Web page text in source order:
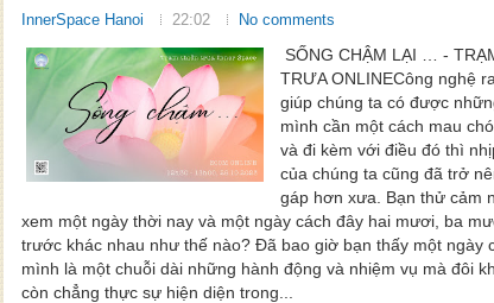
InnerSpace Hanoi 22:02 No comments
SỐNG CHẬM LẠI … -
TRƯA ONLINECông nghệ
giúp chúng ta có được
mình cần một cách mau
và đi kèm với điều đó thì
của chúng ta cũng đã trở
gáp hơn xưa. Bạn thử cảm
xem một ngày thời nay và một ngày cách đây hai mươi, ba
trước khác nhau như thế nào? Đã bao giờ bạn thấy một ngày
mình là một chuỗi dài những hành động và nhiệm vụ mà đôi
còn chẳng thực sự hiện diện trong...